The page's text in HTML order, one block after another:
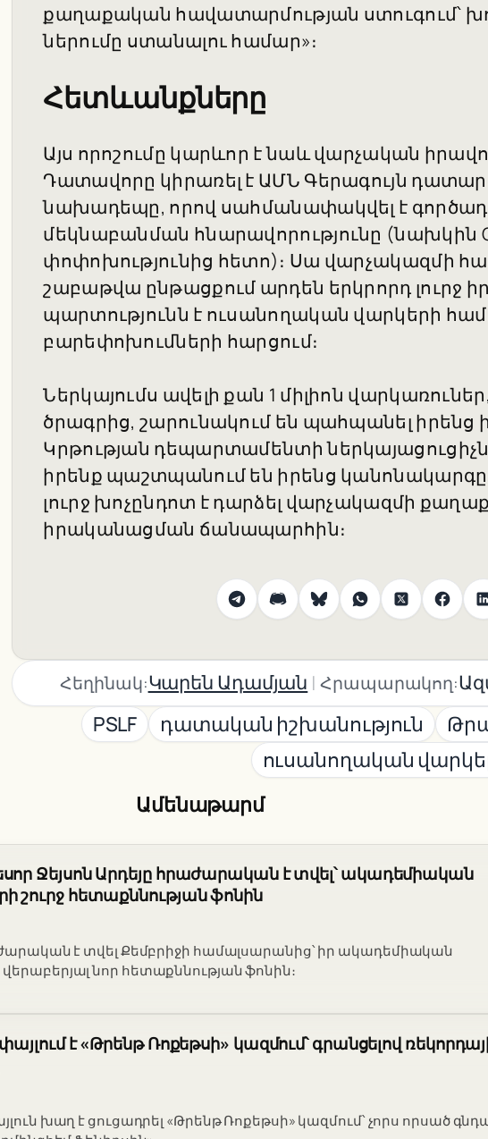
քաղաքական հավատարմության ստուգում՝
ներումը ստանալու համար»։
Հետևանքները
Այս որոշումը կարևոր է նաև վարչական
Դատավորը կիրառել է ԱՄՆ Գերագույն
նախադեպը, որով սահմանափակվել է
մեկնաբանման հնարավորությունը (նախկին
փոփոխությունից հետո)։ Սա վարչակազմի
շաբաթվա ընթացքում արդեն երկրորդ լուրջ
պարտությունն է ուսանողական վարկերի
բարեփոխումների հարցում։
Ներկայումս ավելի քան 1 միլիոն
ծրագրից, շարունակում են պահպանել իրենց
Կրթության դեպարտամենտի
իրենք պաշտպանում են իրենց
լուրջ խոչընդոտ է դարձել վարչակազմի
իրականացման ճանապարհին։
Հեղինակ:Կարեն Ադամյան | Հրապարակող:
PSLF դատական իշխանություն
ուսանողական
Ամենաթարմ
Ջեյսոն Արդեյը հրաժարական է տվել՝ ակադեմիական
շուրջ հետաքննության ֆոնին
է տվել Քեմբրիջի համալսարանից՝ իր ակադեմիական
նոր հետաքննության ֆոնին։
է «Թրենթ Ռոքեթսի» կազմում՝ գրանցելով
խաղ է ցուցադրել «Թրենթ Ռոքեթսի» կազմում՝ չորս որսած